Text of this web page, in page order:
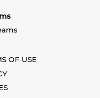
OF USE